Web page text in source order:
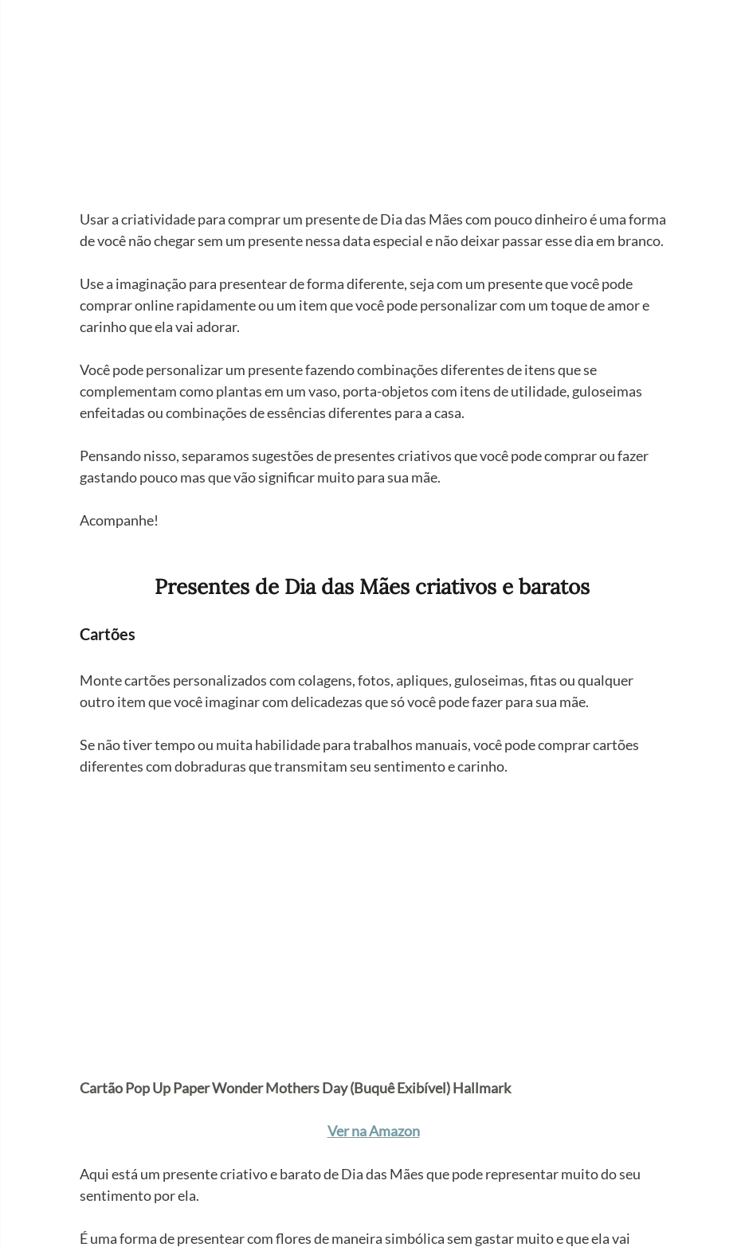
Usar a criatividade para comprar um presente de Dia das Mães com pouco dinheiro é uma forma
de você não chegar sem um presente nessa data especial e não deixar passar esse dia em branco.
Use a imaginação para presentear de forma diferente, seja com um presente que você pode
comprar online rapidamente ou um item que você pode personalizar com um toque de amor e
carinho que ela vai adorar.
Você pode personalizar um presente fazendo combinações diferentes de itens que se
complementam como plantas em um vaso, porta-objetos com itens de utilidade, guloseimas
enfeitadas ou combinações de essências diferentes para a casa.
Pensando nisso, separamos sugestões de presentes criativos que você pode comprar ou fazer
gastando pouco mas que vão significar muito para sua mãe.
Acompanhe!
Presentes de Dia das Mães criativos e baratos
Cartões
Monte cartões personalizados com colagens, fotos, apliques, guloseimas, fitas ou qualquer
outro item que você imaginar com delicadezas que só você pode fazer para sua mãe.
Se não tiver tempo ou muita habilidade para trabalhos manuais, você pode comprar cartões
diferentes com dobraduras que transmitam seu sentimento e carinho.
Cartão Pop Up Paper Wonder Mothers Day (Buquê Exibível) Hallmark
Ver na Amazon
Aqui está um presente criativo e barato de Dia das Mães que pode representar muito do seu
sentimento por ela.
É uma forma de presentear com flores de maneira simbólica sem gastar muito e que ela vai